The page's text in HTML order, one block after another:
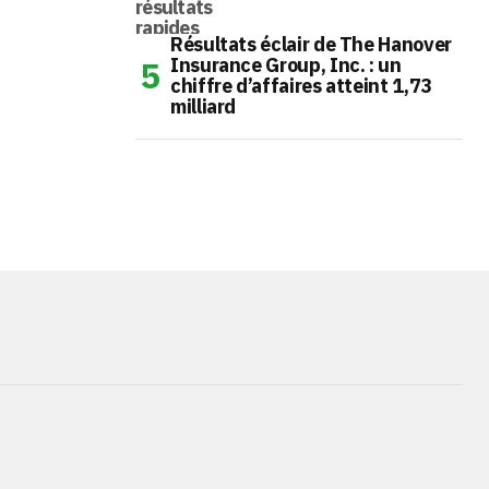
Résultats éclair de The Hanover
Insurance Group, Inc. : un
chiffre d’affaires atteint 1,73
milliard